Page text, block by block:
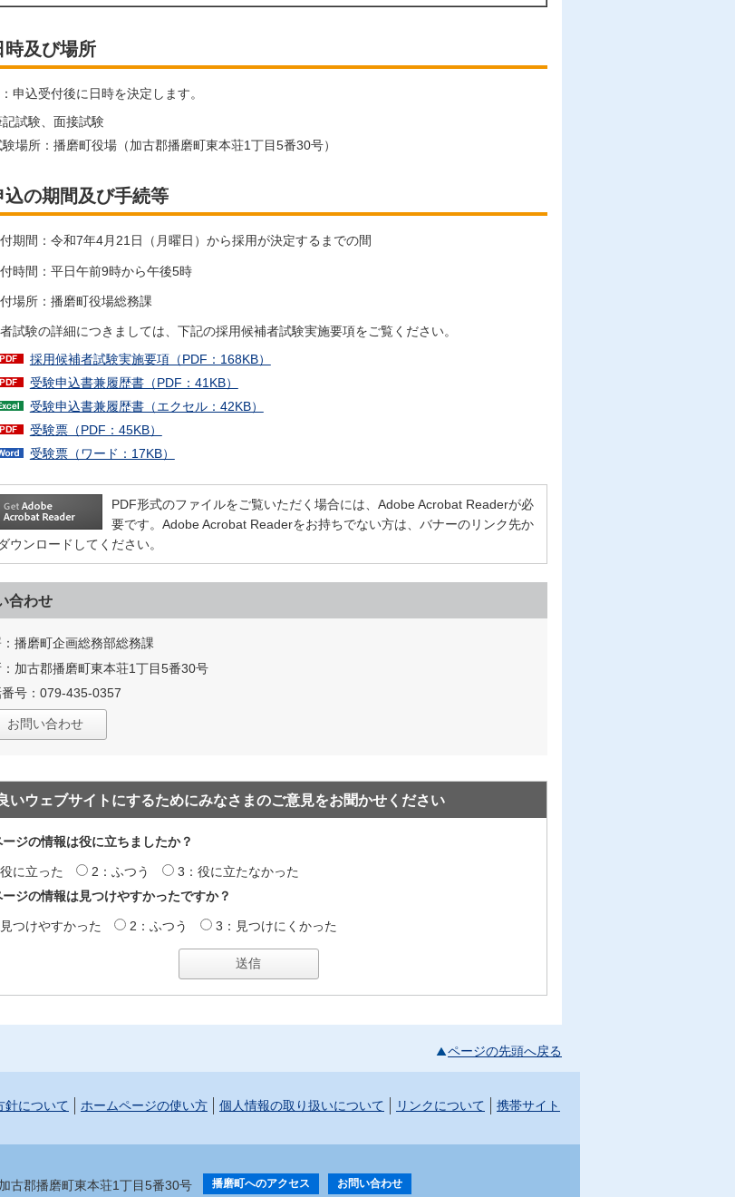
時及び場所
申込受付後に日時を決定します。
記試験、面接試験
験場所：播磨町役場（加古郡播磨町東本荘1丁目5番30号）
込の期間及び手続等
期間：令和7年4月21日（月曜日）から採用が決定するまでの間
時間：平日午前9時から午後5時
場所：播磨町役場総務課
試験の詳細につきましては、下記の採用候補者試験実施要項をご覧ください。
採用候補者試験実施要項（PDF：168KB）
受験申込書兼履歴書（PDF：41KB）
受験申込書兼履歴書（エクセル：42KB）
受験票（PDF：45KB）
受験票（ワード：17KB）
PDF形式のファイルをご覧いただく場合には、Adobe Acrobat Readerが必
要です。Adobe Acrobat Readerをお持ちでない方は、バナーのリンク先か
ウンロードしてください。
合わせ
播磨町企画総務部総務課
加古郡播磨町東本荘1丁目5番30号
番号：079-435-0357
お問い合わせ
いウェブサイトにするためにみなさまのご意見をお聞かせください
ージの情報は役に立ちましたか？
に立った 2：ふつう
3：役に立たなかった
ージの情報は見つけやすかったですか？
つけやすかった 2：ふつう 3：見つけにくかった
ページの先頭へ戻る
針について ホームページの使い方 個人情報の取り扱いについて リンクについて 携帯サイト
古郡播磨町東本荘1丁目5番30号 播磨町へのアクセス お問い合わせ